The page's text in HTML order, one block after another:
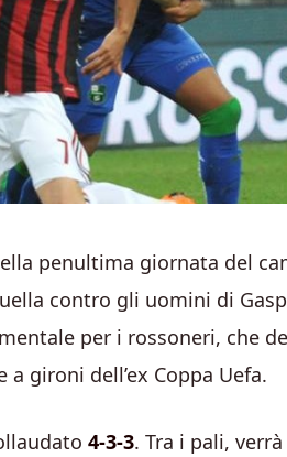
penultima giornata del
contro gli uomini di
per i rossoneri, che
a gironi dell’ex Coppa Uefa.
4-3-3. Tra i pali,